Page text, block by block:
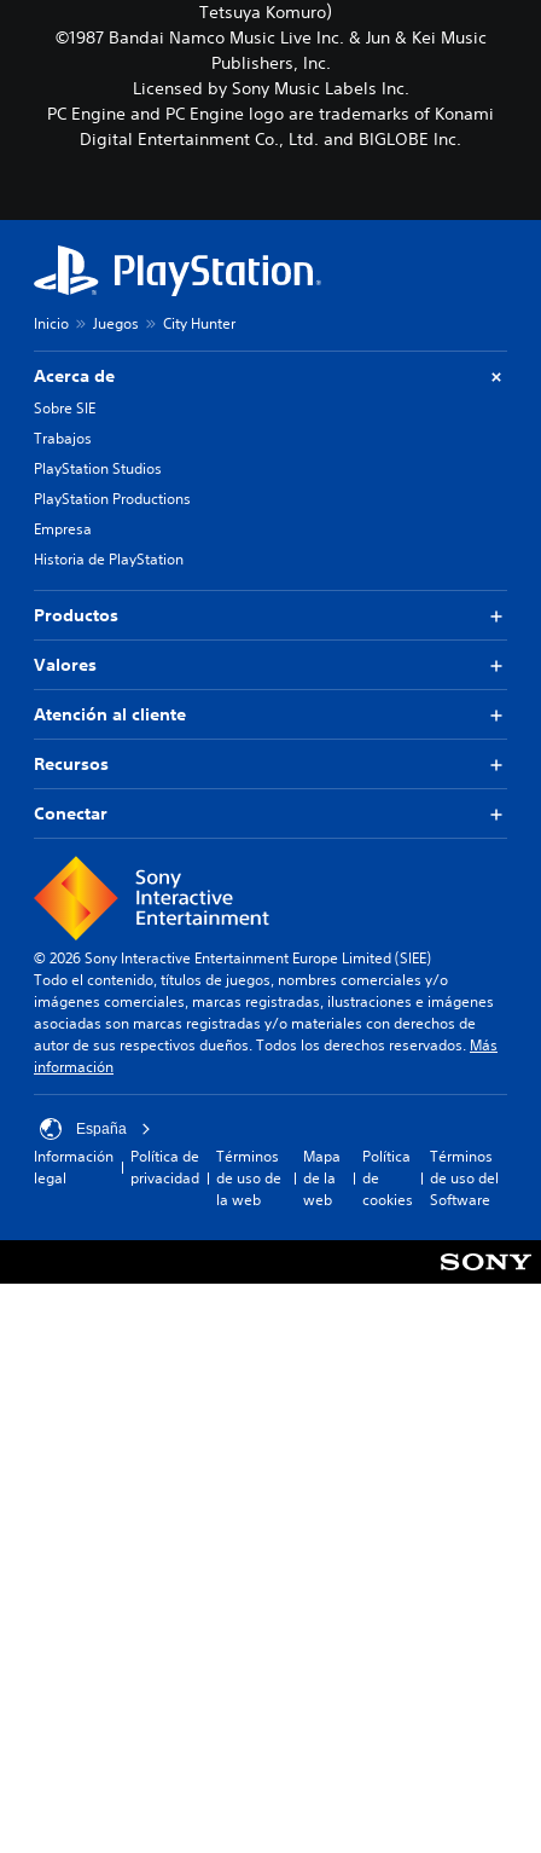
Tetsuya Komuro）
©1987 Bandai Namco Music Live Inc. & Jun & Kei Music
Publishers, Inc.
Licensed by Sony Music Labels Inc.
PC Engine and PC Engine logo are trademarks of Konami
Digital Entertainment Co., Ltd. and BIGLOBE Inc.
Inicio Juegos City Hunter
Acerca de
Sobre SIE
Trabajos
PlayStation Studios
PlayStation Productions
Empresa
Historia de PlayStation
Productos
Valores
Atención al cliente
Recursos
Conectar
© 2026 Sony Interactive Entertainment Europe Limited (SIEE)
Todo el contenido, títulos de juegos, nombres comerciales y/o
imágenes comerciales, marcas registradas, ilustraciones e imágenes
asociadas son marcas registradas y/o materiales con derechos de
autor de sus respectivos dueños. Todos los derechos reservados. Más
información
España
Información
legal
Política de
privacidad
Términos
de uso de
la web
Mapa
de la
web
Política
de
cookies
Términos
de uso del
Software